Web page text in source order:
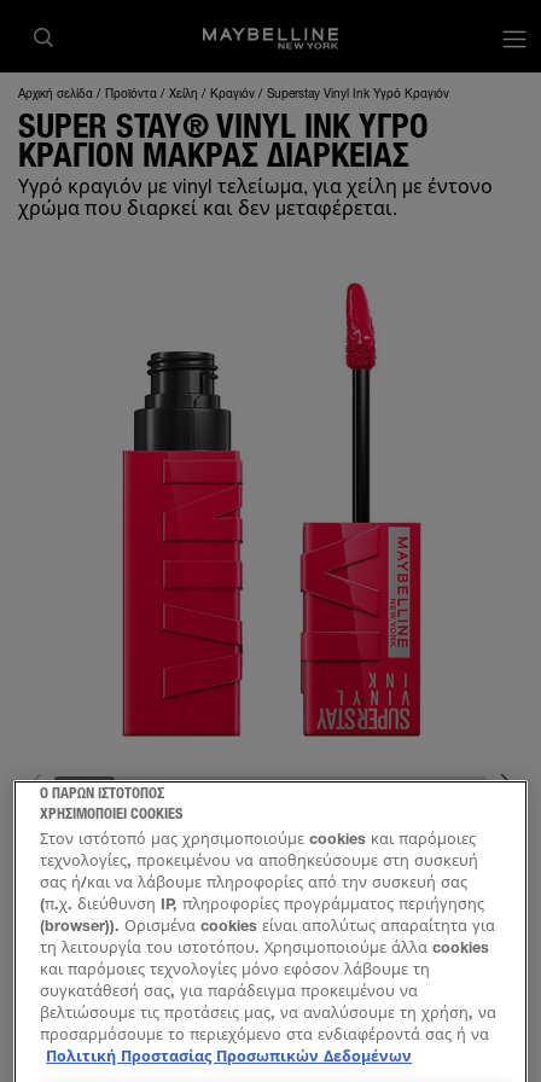
Αρχική σελίδα Προϊόντα Χείλη Κραγιόν Superstay Vinyl Ink Υγρό Κραγιόν
SUPER STAY® VINYL INK ΥΓΡΌ
ΚΡΑΓΙΟΝ ΜΑΚΡΆΣ ΔΙΆΡΚΕΙΑΣ
Υγρό κραγιόν με vinyl τελείωμα, για χείλη με έντονο
χρώμα που διαρκεί και δεν μεταφέρεται.
Ο ΠΑΡΩΝ ΙΣΤΟΤΟΠΟΣ
ΧΡΗΣΙΜΟΠΟΙΕΙ COOKIES
Στον ιστότοπό μας χρησιμοποιούμε cookies και παρόμοιες
τεχνολογίες, προκειμένου να αποθηκεύσουμε στη συσκευή
σας ή/και να λάβουμε πληροφορίες από την συσκευή σας
(π.χ. διεύθυνση IP, πληροφορίες προγράμματος περιήγησης
(browser)). Ορισμένα cookies είναι απολύτως απαραίτητα για
τη λειτουργία του ιστοτόπου. Χρησιμοποιούμε άλλα cookies
και παρόμοιες τεχνολογίες μόνο εφόσον λάβουμε τη
συγκατάθεσή σας, για παράδειγμα προκειμένου να
βελτιώσουμε τις προτάσεις μας, να αναλύσουμε τη χρήση, να
προσαρμόσουμε το περιεχόμενο στα ενδιαφέροντά σας ή να
αναγνωρίσουμε τον browser/ τη συσκευή σας για τη
Πολιτική Προστασίας Προσωπικών Δεδομένων